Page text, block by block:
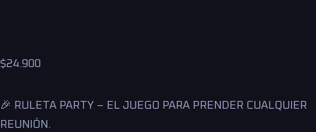
$24.900
🎉 RULETA PARTY – EL JUEGO PARA PRENDER CUALQUIER
REUNIÓN.